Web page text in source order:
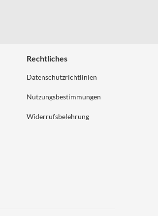
Rechtliches
Datenschutzrichtlinien
Nutzungsbestimmungen
Widerrufsbelehrung